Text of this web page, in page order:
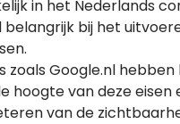
in het Nederlands
bij het
zoals Google.nl hebben
hoogte van deze eisen
van de